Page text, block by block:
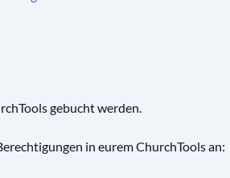
gebucht werden.
in eurem ChurchTools an: